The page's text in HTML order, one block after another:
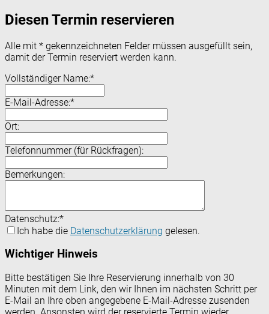
Diesen Termin reservieren
Alle mit * gekennzeichneten Felder müssen ausgefüllt sein,
damit der Termin reserviert werden kann.
Vollständiger Name:*
E-Mail-Adresse:*
Ort:
Telefonnummer (für Rückfragen):
Bemerkungen:
Datenschutz:*
Ich habe die Datenschutzerklärung gelesen.
Wichtiger Hinweis
Bitte bestätigen Sie Ihre Reservierung innerhalb von 30
Minuten mit dem Link, den wir Ihnen im nächsten Schritt per
E-Mail an Ihre oben angegebene E-Mail-Adresse zusenden